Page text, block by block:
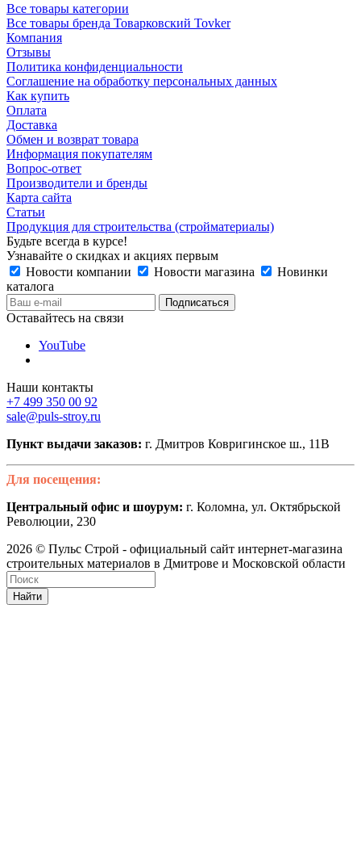
Все товары категории
Все товары бренда Товарковский Tovker
Компания
Отзывы
Политика конфиденциальности
Соглашение на обработку персональных данных
Как купить
Оплата
Доставка
Обмен и возврат товара
Информация покупателям
Вопрос-ответ
Производители и бренды
Карта сайта
Статьи
Продукция для строительства (стройматериалы)
Будьте всегда в курсе!
Узнавайте о скидках и акциях первым
Новости компании
Новости магазина
Новинки
каталога
Оставайтесь на связи
YouTube
Наши контакты
+7 499 350 00 92
sale@puls-stroy.ru
Пункт выдачи заказов: г. Дмитров Ковригинское ш., 11В
Для посещения:
Центральный офис и шоурум: г. Коломна, ул. Октябрьской
Революции, 230
2026 © Пульс Строй - официальный сайт интернет-магазина
строительных материалов в Дмитрове и Московской области
Найти